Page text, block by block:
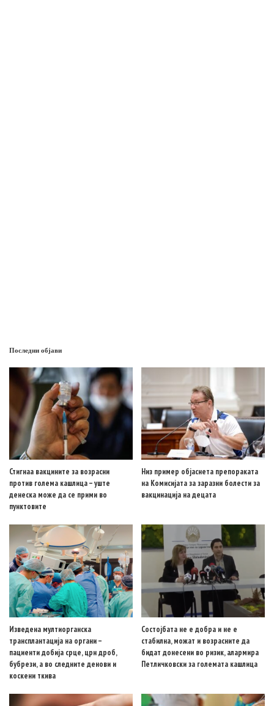
Последни објави
Стигнаа вакцините за возрасни
против голема кашлица – уште
денеска може да се прими во
пунктовите
Низ пример објаснета препораката
на Комисијата за заразни болести за
вакцинација на децата
Изведена мултиорганска
трансплантација на органи –
пациенти добија срце, црн дроб,
бубрези, а во следните денови и
коскени ткива
Состојбата не е добра и не е
стабилна, можат и возрасните да
бидат донесени во ризик, алармира
Петличковски за големата кашлица